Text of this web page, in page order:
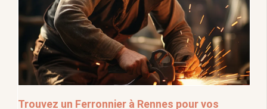
Trouvez un Ferronnier à Rennes pour vos